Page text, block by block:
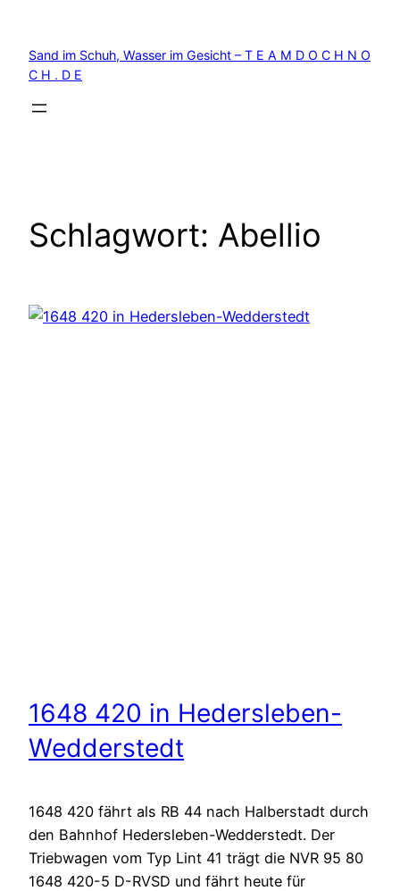
springen
Sand im Schuh, Wasser im Gesicht – T E A M D O C H N O
C H . D E
Schlagwort: Abellio
1648 420 in Hedersleben-
Wedderstedt
1648 420 fährt als RB 44 nach Halberstadt durch
den Bahnhof Hedersleben-Wedderstedt. Der
Triebwagen vom Typ Lint 41 trägt die NVR 95 80
1648 420-5 D-RVSD und fährt heute für